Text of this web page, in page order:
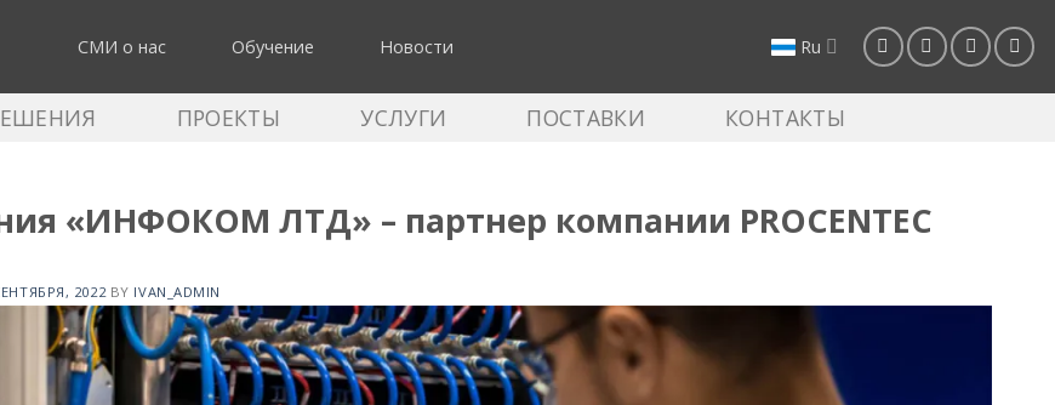
СМИ о нас Обучение Новости Ru
ПРОЕКТЫ УСЛУГИ ПОСТАВКИ КОНТАКТЫ
«ИНФОКОМ ЛТД» – партнер компании PROCENTEC
2022 BY IVAN_ADMIN